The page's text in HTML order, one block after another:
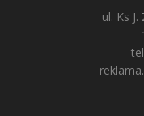
ul. Ks